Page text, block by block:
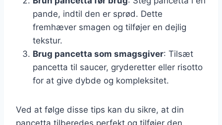
pande, indtil den er sprød. Dette
fremhæver smagen og tilføjer en dejlig
tekstur.
Brug pancetta som smagsgiver: Tilsæt
pancetta til saucer, gryderetter eller risotto
for at give dybde og kompleksitet.
Ved at følge disse tips kan du sikre, at din
pancetta tilberedes perfekt og tilføjer den